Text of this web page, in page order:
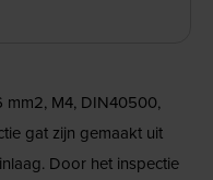
mm2, M4, DIN40500,
gat zijn gemaakt uit
Door het inspectie